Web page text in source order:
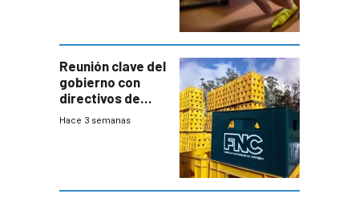
Reunión clave del
gobierno con
directivos de
Fábricas
Hace 3 semanas